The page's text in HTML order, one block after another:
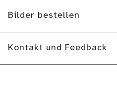
Bilder bestellen
Kontakt und Feedback